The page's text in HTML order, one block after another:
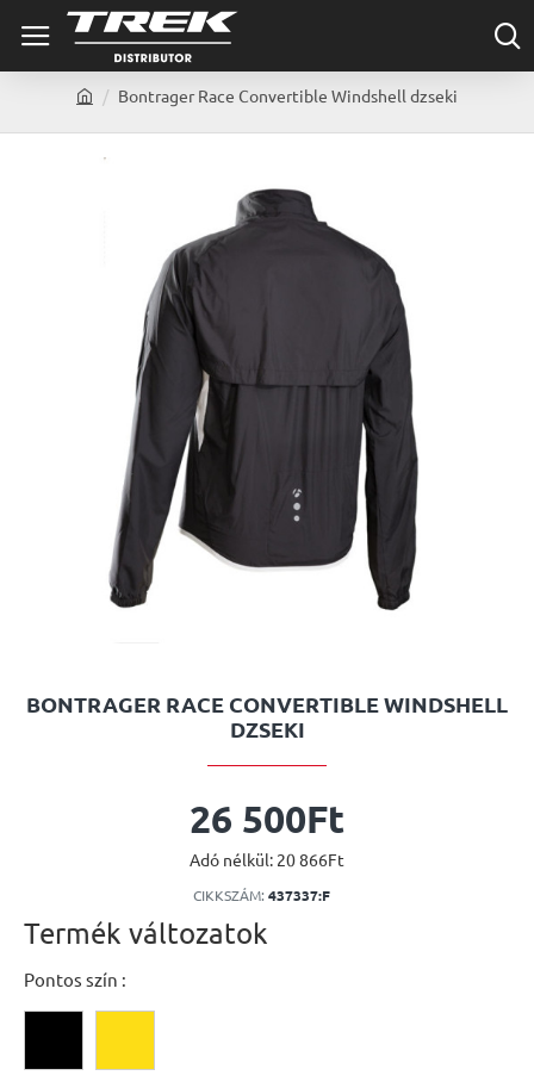
o
Bontrager Race Convertible Windshell dzseki
BONTRAGER RACE CONVERTIBLE WINDSHELL
DZSEKI
26 500Ft
Adó nélkül: 20 866Ft
CIKKSZÁM: 437337:F
Termék változatok
Pontos szín :